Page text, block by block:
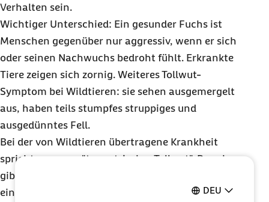
DEU
Verhalten sein.
Wichtiger Unterschied: Ein gesunder Fuchs ist
Menschen gegenüber nur aggressiv, wenn er sich
oder seinen Nachwuchs bedroht fühlt. Erkrankte
Tiere zeigen sich zornig. Weiteres Tollwut-
Symptom bei Wildtieren: sie sehen ausgemergelt
aus, haben teils stumpfes struppiges und
ausgedünntes Fell.
Bei der von Wildtieren übertragene Krankheit
spricht man von "terrestrischer Tollwut". Daneben
gibt es die "Fledermaustollwut". Hier ist der Erreger
ein anderer Virustyp. Ebenso wie die Rabies-Viren